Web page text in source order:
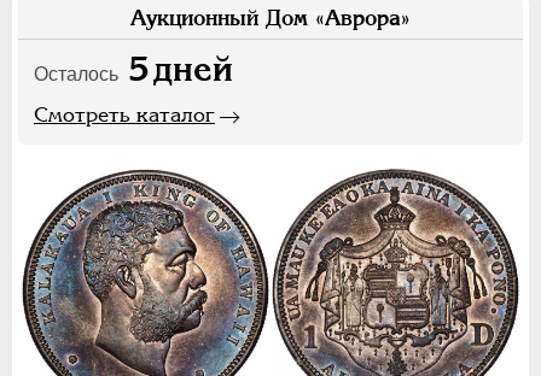
Аукционный Дом «Аврора»
Осталось 5дней
Смотреть каталог